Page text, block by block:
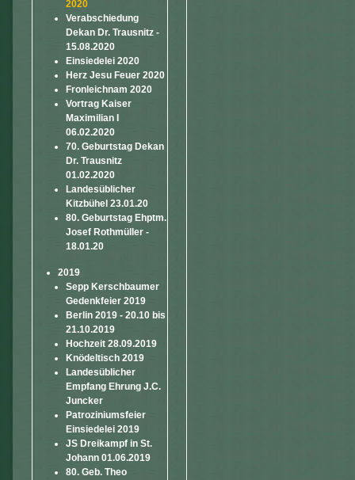
2020
Verabschiedung
Dekan Dr. Trausnitz -
15.08.2020
Einsiedelei 2020
Herz Jesu Feuer 2020
Fronleichnam 2020
Vortrag Kaiser
Maximilian I
06.02.2020
70. Geburtstag Dekan
Dr. Trausnitz
01.02.2020
Landesüblicher
Kitzbühel 23.01.20
80. Geburtstag Ehptm.
Josef Rothmüller -
18.01.20
2019
Sepp Kerschbaumer
Gedenkfeier 2019
Berlin 2019 - 20.10 bis
21.10.2019
Hochzeit 28.09.2019
Knödeltisch 2019
Landesüblicher
Empfang Ehrung J.C.
Juncker
Patroziniumsfeier
Einsiedelei 2019
JS Dreikampf in St.
Johann 01.06.2019
80. Geb. Theo